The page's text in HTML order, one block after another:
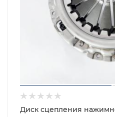
Диск сцепления